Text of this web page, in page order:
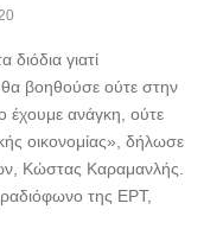
γιατί
βοηθούσε ούτε στην
έχουμε ανάγκη, ούτε
οικονομίας», δήλωσε
Κώστας Καραμανλής.
της ΕΡΤ,